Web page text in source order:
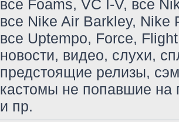
все Foams, VC I-V, все
все Nike Air Barkley, Nike
все Uptempo, Force,
новости, видео, слухи,
предстоящие релизы,
кастомы не попавшие на
и пр.